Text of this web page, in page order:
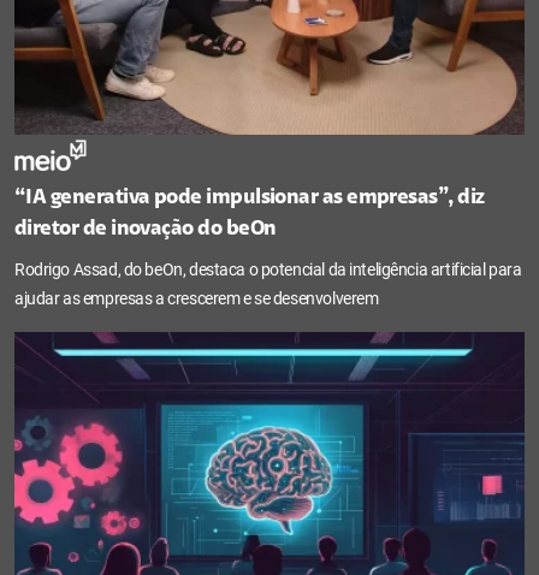
“IA generativa pode impulsionar as empresas”, diz
diretor de inovação do beOn
Rodrigo Assad, do beOn, destaca o potencial da inteligência artificial para
ajudar as empresas a crescerem e se desenvolverem